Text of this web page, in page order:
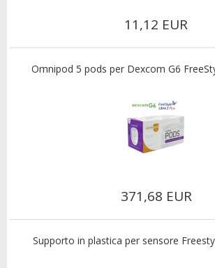
11,12 EUR
Omnipod 5 pods per Dexcom G6
371,68 EUR
Supporto in plastica per sensore